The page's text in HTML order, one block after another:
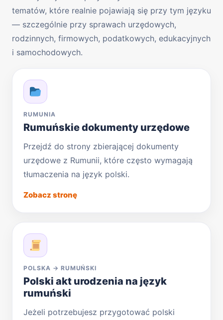
tematów, które realnie pojawiają się przy tym języku
— szczególnie przy sprawach urzędowych,
rodzinnych, firmowych, podatkowych, edukacyjnych
i samochodowych.
RUMUNIA
Rumuńskie dokumenty urzędowe
Przejdź do strony zbierającej dokumenty
urzędowe z Rumunii, które często wymagają
tłumaczenia na język polski.
Zobacz stronę
POLSKA → RUMUŃSKI
Polski akt urodzenia na język
rumuński
Jeżeli potrzebujesz przygotować polski